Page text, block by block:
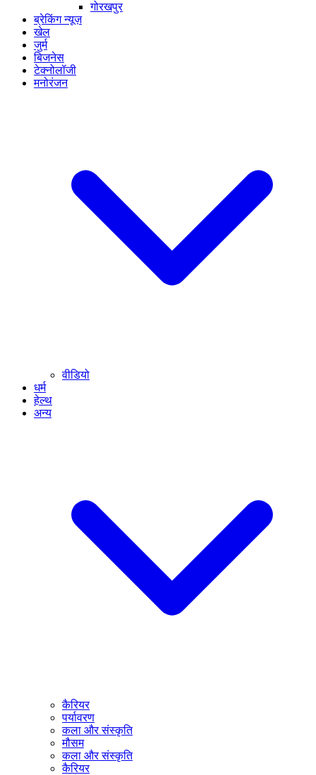
गोरखपुर
ब्रेकिंग न्यूज़
खेल
जुर्म
बिजनेस
टेक्नोलॉजी
मनोरंजन
वीडियो
धर्म
हेल्थ
अन्य
कैरियर
पर्यावरण
कला और संस्कृति
मौसम
कला और संस्कृति
कैरियर